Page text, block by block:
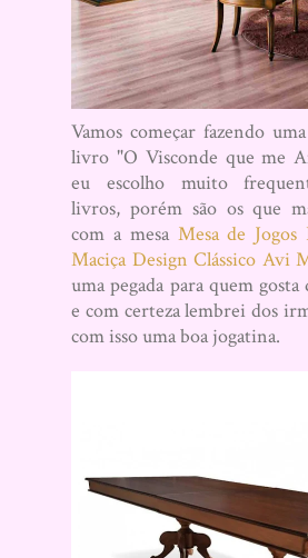
Vamos começar fazendo
livro "O Visconde que me
eu escolho muito
livros, porém são os que
com a mesaMesa de Jogos
Maciça Design Clássico Avi
uma pegada para quem
e com certeza lembrei dos
com isso uma boa jogatina.